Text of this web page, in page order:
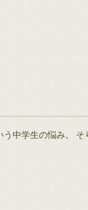
中学生の悩み。 そ